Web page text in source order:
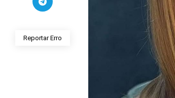
Reportar Erro